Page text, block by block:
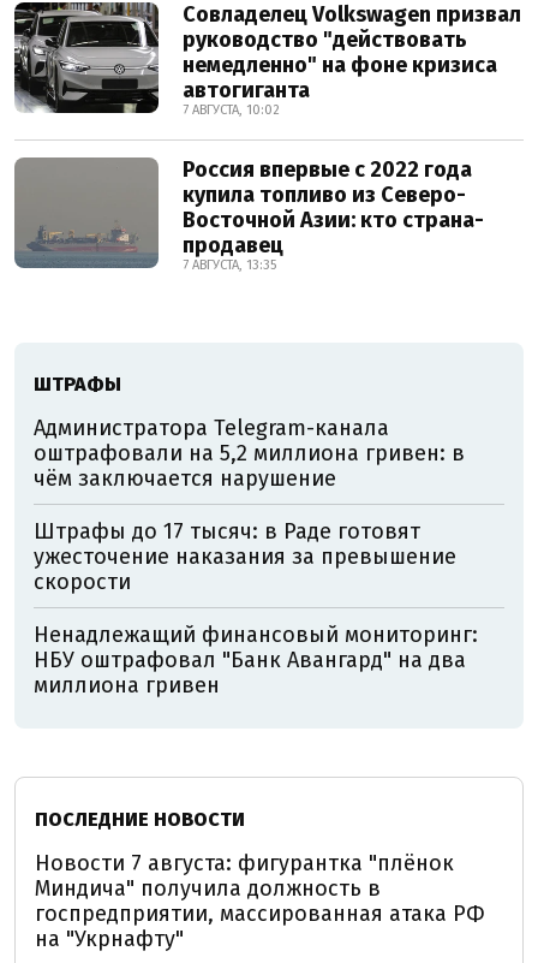
Совладелец Volkswagen призвал
руководство "действовать
немедленно" на фоне кризиса
автогиганта
7 АВГУСТА, 10:02
Россия впервые с 2022 года
купила топливо из Северо-
Восточной Азии: кто страна-
продавец
7 АВГУСТА, 13:35
ШТРАФЫ
Администратора Telegram-канала
оштрафовали на 5,2 миллиона гривен: в
чём заключается нарушение
Штрафы до 17 тысяч: в Раде готовят
ужесточение наказания за превышение
скорости
Ненадлежащий финансовый мониторинг:
НБУ оштрафовал "Банк Авангард" на два
миллиона гривен
ПОСЛЕДНИЕ НОВОСТИ
Новости 7 августа: фигурантка "плёнок
Миндича" получила должность в
госпредприятии, массированная атака РФ
на "Укрнафту"